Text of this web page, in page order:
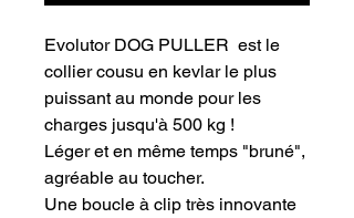
Evolutor DOG PULLER est le
collier cousu en kevlar le plus
puissant au monde pour les
charges jusqu'à 500 kg !
Léger et en même temps "bruné",
agréable au toucher.
Une boucle à clip très innovante